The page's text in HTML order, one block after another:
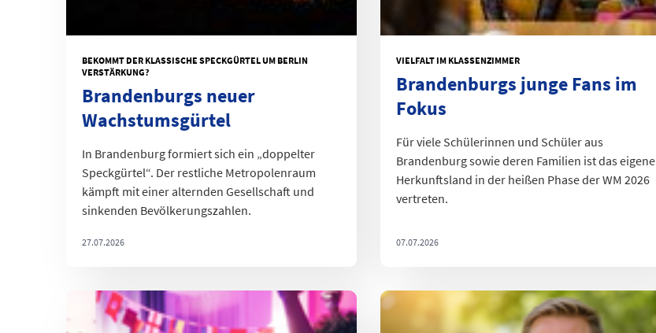
BEKOMMT DER KLASSISCHE SPECKGÜRTEL UM BERLIN
VERSTÄRKUNG?
Brandenburgs neuer
Wachstumsgürtel
In Brandenburg formiert sich ein „doppelter
Speckgürtel“. Der restliche Metropolenraum
kämpft mit einer alternden Gesellschaft und
sinkenden Bevölkerungszahlen.
27.07.2026
VIELFALT IM KLASSENZIMMER
Brandenburgs junge Fans im
Fokus
Für viele Schülerinnen und Schüler aus
Brandenburg sowie deren Familien ist das eigene
Herkunftsland in der heißen Phase der WM 2026
vertreten.
07.07.2026